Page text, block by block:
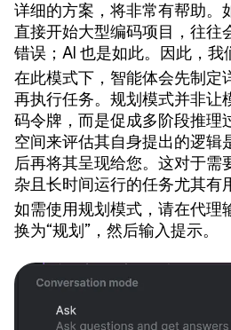
详细的方案，将非常有帮助。
直接开始大型编码项目，往往
错误；AI 也是如此。因此，我
在此模式下，智能体会先制定
再执行任务。规划模式并非让
码令牌，而是促成多阶段推理
空间来评估其自身提出的逻辑
后再将其呈现给您。这对于需
杂且长时间运行的任务尤其有
如需使用规划模式，请在代理
换为“规划”，然后输入提示。